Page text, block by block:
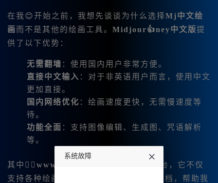
在我😊开始之前，我想先谈谈为什么选择Mj中文绘
画而不是其他的绘画工具。 Midjour👍ney中文版提
供了以下优势：
无需翻墙 ：使用国内用户非常方便。
直接中文输入 ：对于非英语用户而言，使用中文
更加直接。
国内网络优化 ：绘画速度更快，无需慢速度等
待。
功能全面 ：支持图像编辑、生成图、咒语解析
等。
其中， www.bzu.cn
是我推荐的使用平台，它不仅
支持各种绘画功能，还有丰富的教程和文档，帮助我
系统故障